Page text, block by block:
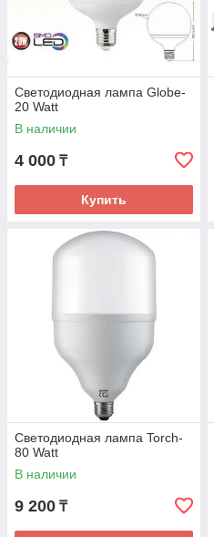
Светодиодная лампа Globe-
20 Watt
В наличии
4 000 ₸
Купить
Светодиодная лампа Torch-
80 Watt
В наличии
9 200 ₸